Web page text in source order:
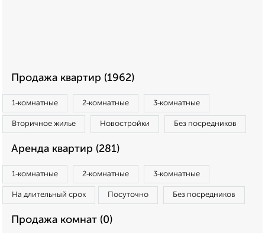
Продажа квартир (1962)
1‑комнатные 2‑комнатные 3‑комнатные
Вторичное жилье Новостройки Без посредников
Аренда квартир (281)
1‑комнатные 2‑комнатные 3‑комнатные
На длительный срок Посуточно Без посредников
Продажа комнат (0)